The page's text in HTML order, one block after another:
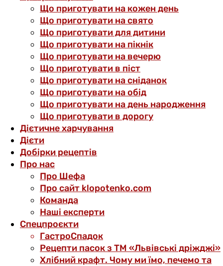
Що приготувати на кожен день
Що приготувати на свято
Що приготувати для дитини
Що приготувати на пікнік
Що приготувати на вечерю
Що приготувати в піст
Що приготувати на сніданок
Що приготувати на обід
Що приготувати на день народження
Що приготувати в дорогу
Дієтичне харчування
Дієти
Добірки рецептів
Про нас
Про Шефа
Про сайт klopotenko.com
Команда
Наші експерти
Спецпроєкти
ГастроСпадок
Рецепти пасок з ТМ «Львівські дріжджі»
Хлібний крафт. Чому ми їмо, печемо та